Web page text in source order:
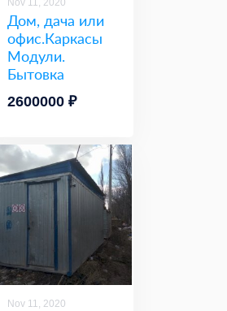
Nov 11, 2020
Дом, дача или
офис.Каркасы
Модули.
Бытовка
2600000 ₽
Nov 11, 2020